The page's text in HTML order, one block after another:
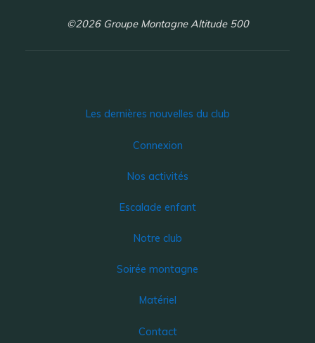
©2026 Groupe Montagne Altitude 500
Les dernières nouvelles du club
Connexion
Nos activités
Escalade enfant
Notre club
Soirée montagne
Matériel
Contact